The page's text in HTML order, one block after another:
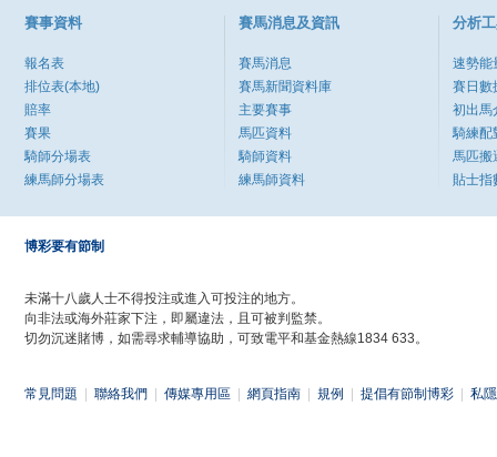
賽事資料
報名表
排位表(本地)
賠率
賽果
騎師分場表
練馬師分場表
賽馬消息及資訊
賽馬消息
賽馬新聞資料庫
主要賽事
馬匹資料
騎師資料
練馬師資料
分析
速勢能
賽日數
初出馬
騎練配
馬匹搬
貼士指
博彩要有節制
未滿十八歲人士不得投注或進入可投注的地方。
向非法或海外莊家下注，即屬違法，且可被判監禁。
切勿沉迷賭博，如需尋求輔導協助，可致電平和基金熱線1834 633。
常見問題 聯絡我們 傳媒專用區 網頁指南 規例 提倡有節制博彩 私